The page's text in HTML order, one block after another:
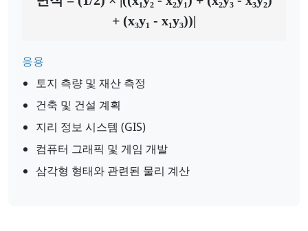
+ (x₃y₁ - x₁y₃))|
응용
토지 측량 및 재산 측정
건축 및 건설 계획
지리 정보 시스템 (GIS)
컴퓨터 그래픽 및 게임 개발
삼각형 형태와 관련된 물리 계산